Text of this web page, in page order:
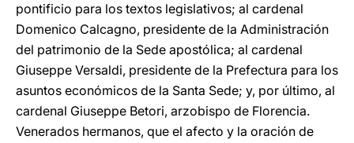
pontificio para los textos legislativos; al cardenal
Domenico Calcagno, presidente de la Administración
del patrimonio de la Sede apostólica; al cardenal
Giuseppe Versaldi, presidente de la Prefectura para los
asuntos económicos de la Santa Sede; y, por último, al
cardenal Giuseppe Betori, arzobispo de Florencia.
Venerados hermanos, que el afecto y la oración de